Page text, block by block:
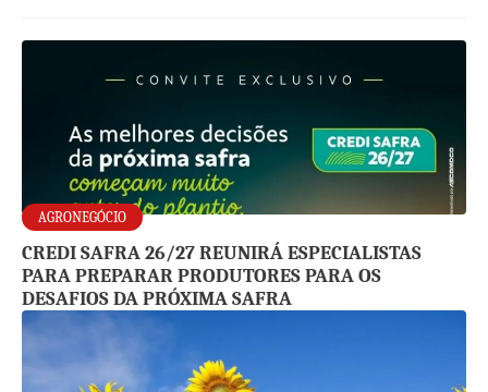
AGRONEGÓCIO
CREDI SAFRA 26/27 REUNIRÁ ESPECIALISTAS
PARA PREPARAR PRODUTORES PARA OS
DESAFIOS DA PRÓXIMA SAFRA